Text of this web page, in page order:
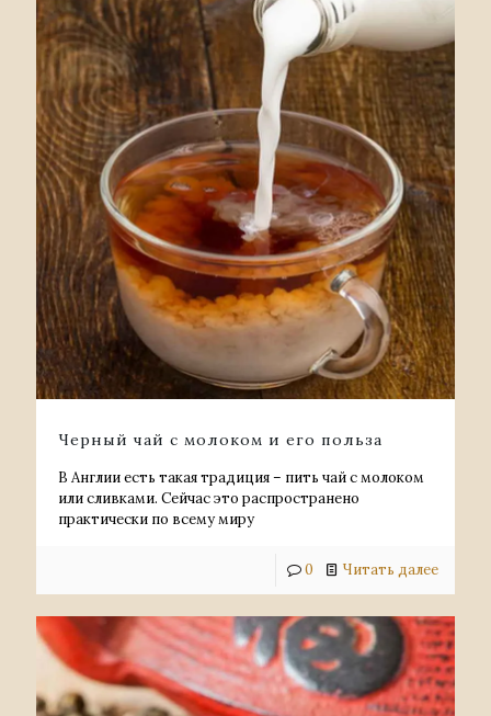
Черный чай с молоком и его польза
В Англии есть такая традиция – пить чай с молоком
или сливками. Сейчас это распространено
практически по всему миру
0 Читать далее